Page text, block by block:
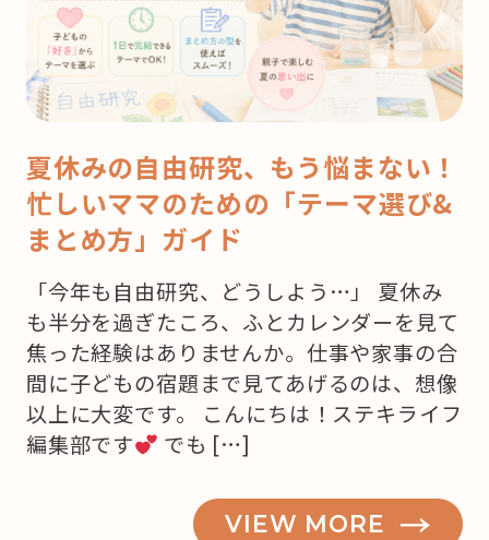
夏休みの自由研究、もう悩まない！
忙しいママのための「テーマ選び&
まとめ方」ガイド
「今年も自由研究、どうしよう…」 夏休み
も半分を過ぎたころ、ふとカレンダーを見て
焦った経験はありませんか。仕事や家事の合
間に子どもの宿題まで見てあげるのは、想像
以上に大変です。 こんにちは！ステキライフ
編集部です
でも […]
VIEW MORE